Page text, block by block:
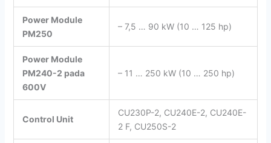
Power Module
PM250
– 7,5 … 90 kW (10 … 125 hp)
Power Module
PM240-2 pada
600V
– 11 … 250 kW (10 … 250 hp)
Control Unit
CU230P-2, CU240E-2, CU240E-
2 F, CU250S-2